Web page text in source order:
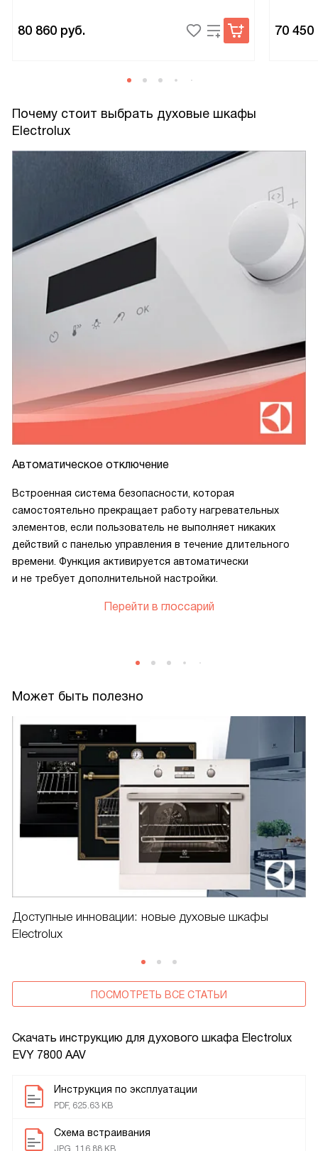
Скачать инструкцию для духового шкафа Electrolux
EVY 7800 AAV
Инструкция по эксплуатации
PDF, 625.63 KB
Схема встраивания
80 860 руб. 70 450
Почему стоит выбрать духовые шкафы
Electrolux
Автоматическое отключение
Встроенная система безопасности, которая
самостоятельно прекращает работу нагревательных
элементов, если пользователь не выполняет никаких
действий с панелью управления в течение длительного
времени. Функция активируется автоматически
и не требует дополнительной настройки.
Перейти в глоссарий
Может быть полезно
Доступные инновации: новые духовые шкафы
Electrolux
ПОСМОТРЕТЬ ВСЕ СТАТЬИ